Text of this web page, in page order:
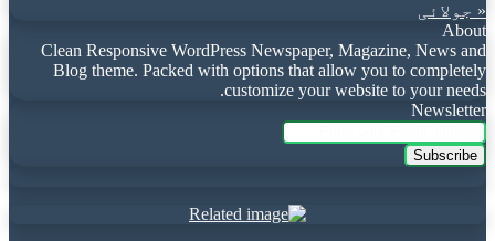
« جولائی
About
Clean Responsive WordPress Newspaper, Magazine, News and
Blog theme. Packed with options that allow you to completely
customize your website to your needs.
Newsletter
Enter
your
Email